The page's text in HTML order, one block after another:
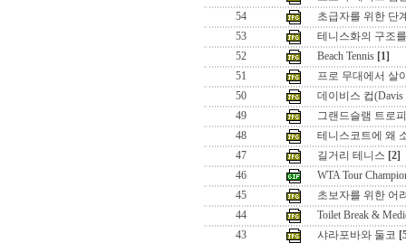
54
초급자를 위한 단
53
테니스화의 구조
52
Beach Tennis [1]
51
프로 무대에서 살
50
데이비스 컵
49
그랜드슬램 트로
48
테니스코트에 왜
47
길거리 테니스 [2]
46
WTA Tour
45
초보자를 위한 어
44
Toilet Break &
43
샤라포바와 둘코